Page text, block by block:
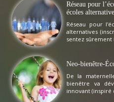
Réseau pour
écoles
Réseau pour
alternatives
sentez sûrement
Neo-bienêtre-
De la
bienêtre va
innovant (inspiré